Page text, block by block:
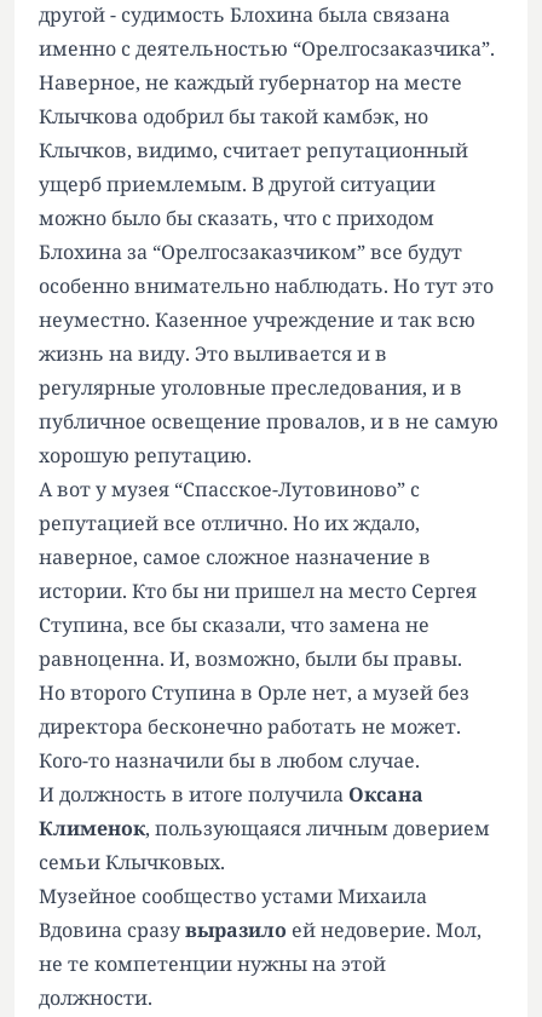
другой - судимость Блохина была связана
именно с деятельностью “Орелгосзаказчика”.
Наверное, не каждый губернатор на месте
Клычкова одобрил бы такой камбэк, но
Клычков, видимо, считает репутационный
ущерб приемлемым. В другой ситуации
можно было бы сказать, что с приходом
Блохина за “Орелгосзаказчиком” все будут
особенно внимательно наблюдать. Но тут это
неуместно. Казенное учреждение и так всю
жизнь на виду. Это выливается и в
регулярные уголовные преследования, и в
публичное освещение провалов, и в не самую
хорошую репутацию.
А вот у музея “Спасское-Лутовиново” с
репутацией все отлично. Но их ждало,
наверное, самое сложное назначение в
истории. Кто бы ни пришел на место Сергея
Ступина, все бы сказали, что замена не
равноценна. И, возможно, были бы правы.
Но второго Ступина в Орле нет, а музей без
директора бесконечно работать не может.
Кого-то назначили бы в любом случае.
И должность в итоге получила Оксана
Клименок, пользующаяся личным доверием
семьи Клычковых.
Музейное сообщество устами Михаила
Вдовина сразувыразило ей недоверие. Мол,
не те компетенции нужны на этой
должности.